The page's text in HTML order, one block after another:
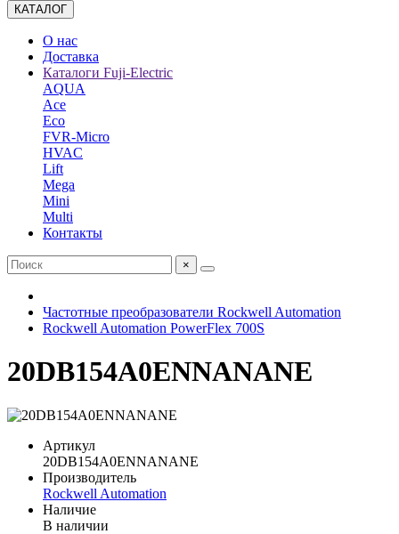
КАТАЛОГ
О нас
Доставка
Каталоги Fuji-Electric
AQUA
Ace
Eco
FVR-Micro
HVAC
Lift
Mega
Mini
Multi
Контакты
×
Частотные преобразователи Rockwell Automation
Rockwell Automation PowerFlex 700S
20DB154A0ENNANANE
Артикул
20DB154A0ENNANANE
Производитель
Rockwell Automation
Наличие
В наличии